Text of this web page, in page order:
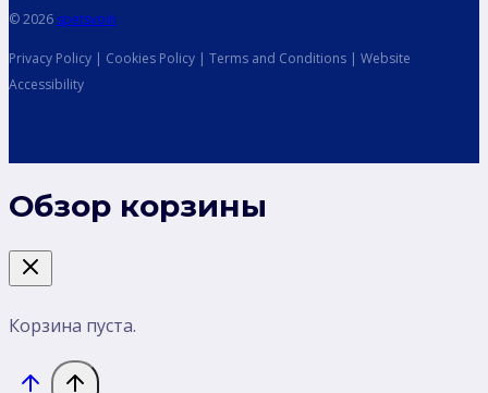
© 2026 spetsvoin
Privacy Policy | Cookies Policy | Terms and Conditions | Website
Accessibility
Обзор корзины
Корзина пуста.